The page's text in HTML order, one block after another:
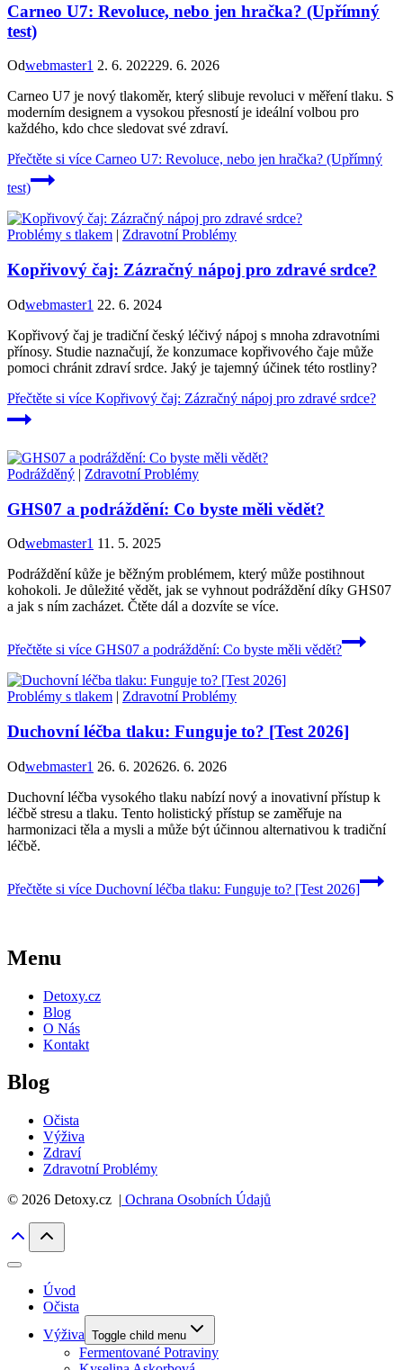
Carneo U7: Revoluce, nebo jen hračka? (Upřímný
test)
Odwebmaster1 2. 6. 202229. 6. 2026
Carneo U7 je nový tlakoměr, který slibuje revoluci v měření tlaku. S
moderním designem a vysokou přesností je ideální volbou pro
každého, kdo chce sledovat své zdraví.
Přečtěte si více Carneo U7: Revoluce, nebo jen hračka? (Upřímný
test)
Problémy s tlakem | Zdravotní Problémy
Kopřivový čaj: Zázračný nápoj pro zdravé srdce?
Odwebmaster1 22. 6. 2024
Kopřivový čaj je tradiční český léčivý nápoj s mnoha zdravotními
přínosy. Studie naznačují, že konzumace kopřivového čaje může
pomoci chránit zdraví srdce. Jaký je tajemný účinek této rostliny?
Přečtěte si více Kopřivový čaj: Zázračný nápoj pro zdravé srdce?
Podrážděný | Zdravotní Problémy
GHS07 a podráždění: Co byste měli vědět?
Odwebmaster1 11. 5. 2025
Podráždění kůže je běžným problémem, který může postihnout
kohokoli. Je důležité vědět, jak se vyhnout podráždění díky GHS07
a jak s ním zacházet. Čtěte dál a dozvíte se více.
Přečtěte si více GHS07 a podráždění: Co byste měli vědět?
Problémy s tlakem | Zdravotní Problémy
Duchovní léčba tlaku: Funguje to? [Test 2026]
Odwebmaster1 26. 6. 202626. 6. 2026
Duchovní léčba vysokého tlaku nabízí nový a inovativní přístup k
léčbě stresu a tlaku. Tento holistický přístup se zaměřuje na
harmonizaci těla a mysli a může být účinnou alternativou k tradiční
léčbě.
Přečtěte si více Duchovní léčba tlaku: Funguje to? [Test 2026]
Menu
Detoxy.cz
Blog
O Nás
Kontakt
Blog
Očista
Výživa
Zdraví
Zdravotní Problémy
© 2026 Detoxy.cz | Ochrana Osobních Údajů
Úvod
Očista
Výživa Toggle child menu
Fermentované Potraviny